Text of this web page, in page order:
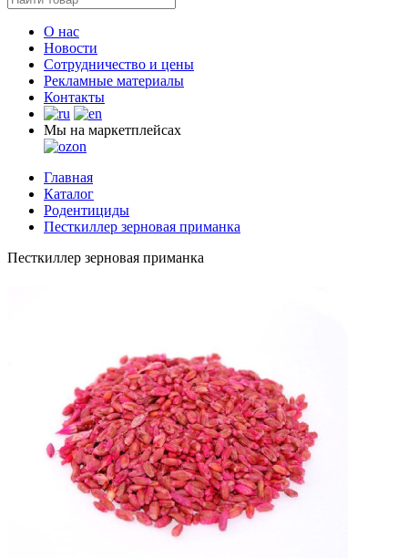
О нас
Новости
Сотрудничество и цены
Рекламные материалы
Контакты
Мы на маркетплейсах
Главная
Каталог
Родентициды
Песткиллер зерновая приманка
Песткиллер зерновая приманка